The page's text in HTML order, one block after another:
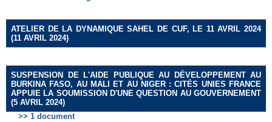
ATELIER DE LA DYNAMIQUE SAHEL DE CUF, LE 11 AVRIL 2024
(11 AVRIL 2024)
SUSPENSION DE L'AIDE PUBLIQUE AU DÉVELOPPEMENT AU
BURKINA FASO, AU MALI ET AU NIGER : CITÉS UNIES FRANCE
APPUIE LA SOUMISSION D'UNE QUESTION AU GOUVERNEMENT
(5 AVRIL 2024)
>> 1 document